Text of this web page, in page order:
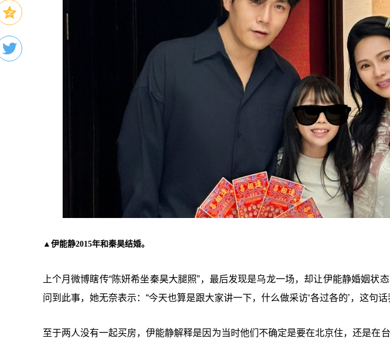
▲伊能静2015年和秦昊结婚。
上个月微博瞎传“陈妍希坐秦昊大腿照”，最后发现是乌龙一场，却让伊能静婚姻状
问到此事，她无奈表示：“今天也算是跟大家讲一下，什么做采访‘各过各的’，这句话
至于两人没有一起买房，伊能静解释是因为当时他们不确定是要在北京住，还是在